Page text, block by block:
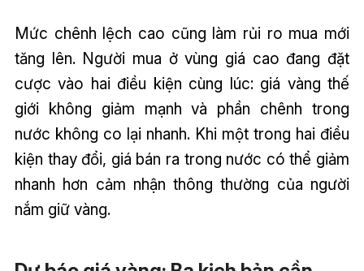
Mức chênh lệch cao cũng làm rủi ro mua mới
tăng lên. Người mua ở vùng giá cao đang đặt
cược vào hai điều kiện cùng lúc: giá vàng thế
giới không giảm mạnh và phần chênh trong
nước không co lại nhanh. Khi một trong hai điều
kiện thay đổi, giá bán ra trong nước có thể giảm
nhanh hơn cảm nhận thông thường của người
nắm giữ vàng.